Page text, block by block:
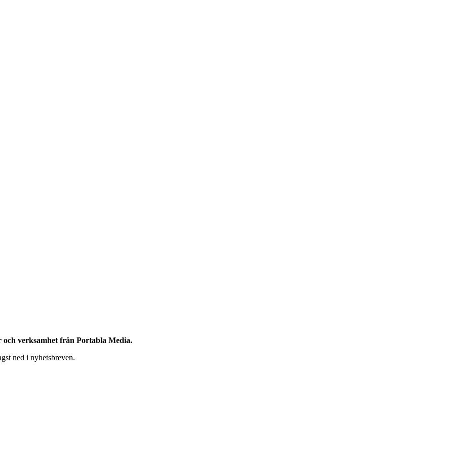
verksamhet från Portabla Media.
ned i nyhetsbreven.